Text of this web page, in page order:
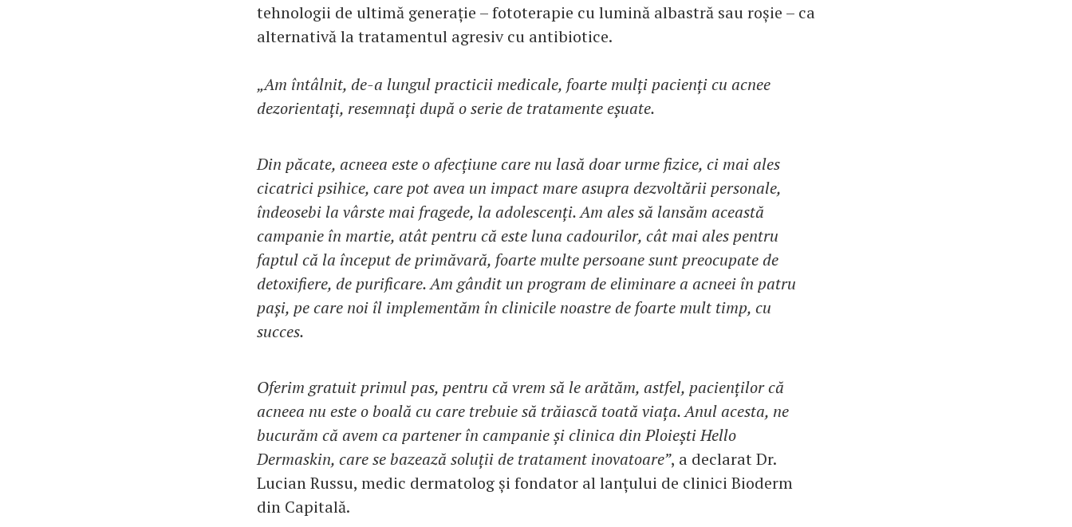
tehnologii de ultimă generație – fototerapie cu lumină albastră sau roșie – ca
alternativă la tratamentul agresiv cu antibiotice.
„Am întâlnit, de-a lungul practicii medicale, foarte mulți pacienți cu acnee
dezorientați, resemnați după o serie de tratamente eșuate.
Din păcate, acneea este o afecțiune care nu lasă doar urme fizice, ci mai ales
cicatrici psihice, care pot avea un impact mare asupra dezvoltării personale,
îndeosebi la vârste mai fragede, la adolescenți. Am ales să lansăm această
campanie în martie, atât pentru că este luna cadourilor, cât mai ales pentru
faptul că la început de primăvară, foarte multe persoane sunt preocupate de
detoxifiere, de purificare. Am gândit un program de eliminare a acneei în patru
pași, pe care noi îl implementăm în clinicile noastre de foarte mult timp, cu
succes.
Oferim gratuit primul pas, pentru că vrem să le arătăm, astfel, pacienților că
acneea nu este o boală cu care trebuie să trăiască toată viața. Anul acesta, ne
bucurăm că avem ca partener în campanie și clinica din Ploiești Hello
Dermaskin, care se bazează soluții de tratament inovatoare”, a declarat Dr.
Lucian Russu, medic dermatolog și fondator al lanțului de clinici Bioderm
din Capitală.